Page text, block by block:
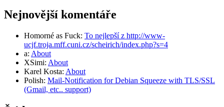
Nejnovější komentáře
Homorné as Fuck: To nejlepší z http://www-
ucjf.troja.mff.cuni.cz/scheirich/index.php?s=4
a: About
XSimi: About
Karel Kosta: About
Polish: Mail-Notification for Debian Squeeze with TLS/SSL
(Gmail, etc.. support)